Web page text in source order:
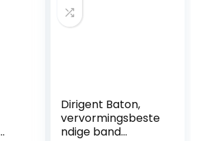
Dirigent Baton,
vervormingsbeste
ndige band